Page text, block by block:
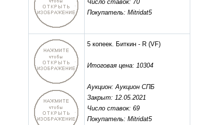
Число ставок: 70
Покупатель: Mitridat5
5 копеек. Биткин - R(VF)
Итоговая цена: 10304
Аукцион: Аукцион СПБ
Закрыт: 12.05.2021
Число ставок: 69
Покупатель: Mitridat5